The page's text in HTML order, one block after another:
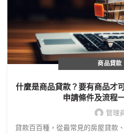
商品貸款
什麼是商品貸款？要有商品才
申請條件及流程
管理
貸款百百種，從最常見的房屋貸款